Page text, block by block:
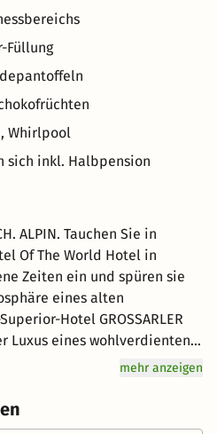
Füllung
Whirlpool
sich inkl. Halbpension
Sie in
Of The World Hotel in
Zeiten ein und spüren sie
eines alten
Hotel GROSSARLER
Luxus eines wohlverdienten
dass sich tiefes
im Erlenreich Relax
aus dem
mehr anzeigen